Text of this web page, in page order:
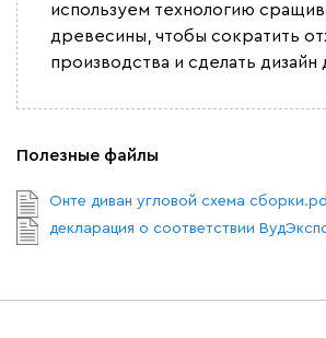
используем технологию
древесины, чтобы сократить
производства и сделать дизайн
Полезные файлы
Онте диван угловой схема
декларация о соответствии